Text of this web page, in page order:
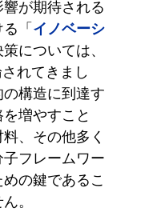
が期待される
「イノベーシ
については、
れてきまし
構造に到達す
増やすこと
、その他多く
フレームワー
の鍵であるこ
。